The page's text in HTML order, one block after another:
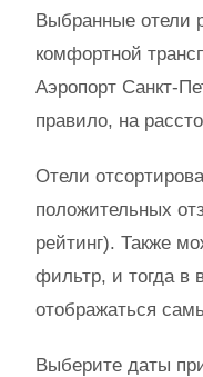
Выбранные отели
комфортной
Аэропорт Санкт-
правило, на
Отели
положительных
рейтинг). Также
фильтр, и тогда в
отображаться
Выберите даты